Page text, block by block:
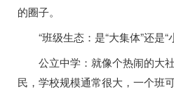
的圈子。
“班级生态：是“大集体”还是“
公立中学：就像个热闹的大
民，学校规模通常很大，一个班